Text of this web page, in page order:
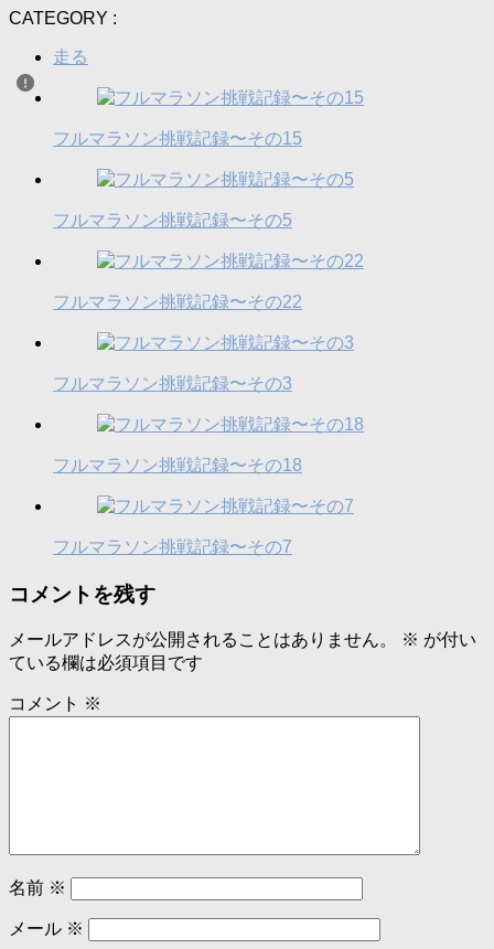
CATEGORY :
走る
フルマラソン挑戦記録〜その15
フルマラソン挑戦記録〜その5
フルマラソン挑戦記録〜その22
フルマラソン挑戦記録〜その3
フルマラソン挑戦記録〜その18
フルマラソン挑戦記録〜その7
コメントを残す
メールアドレスが公開されることはありません。 ※ が付い
ている欄は必須項目です
コメント ※
名前 ※
メール ※